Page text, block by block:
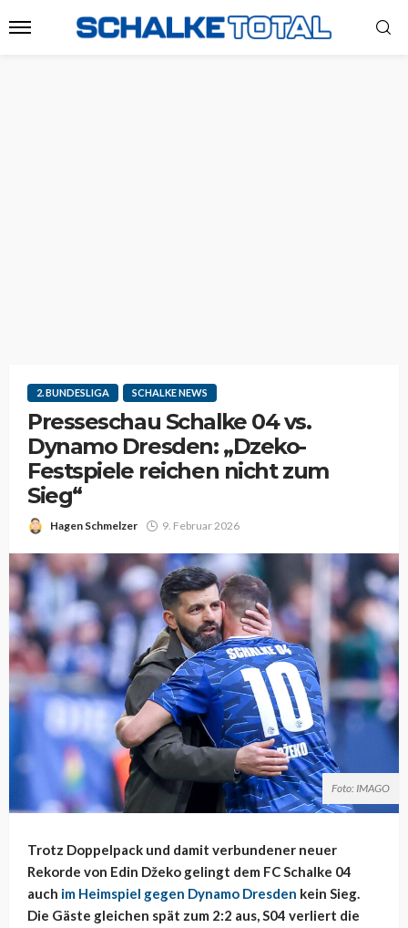
2. BUNDESLIGA SCHALKE NEWS
Presseschau Schalke 04 vs.
Dynamo Dresden: „Dzeko-
Festspiele reichen nicht zum
Sieg“
Hagen Schmelzer 9. Februar 2026
Foto: IMAGO
Trotz Doppelpack und damit verbundener neuer
Rekorde von Edin Džeko gelingt dem FC Schalke 04
auch im Heimspiel gegen Dynamo Dresden kein Sieg.
Die Gäste gleichen spät zum 2:2 aus, S04 verliert die